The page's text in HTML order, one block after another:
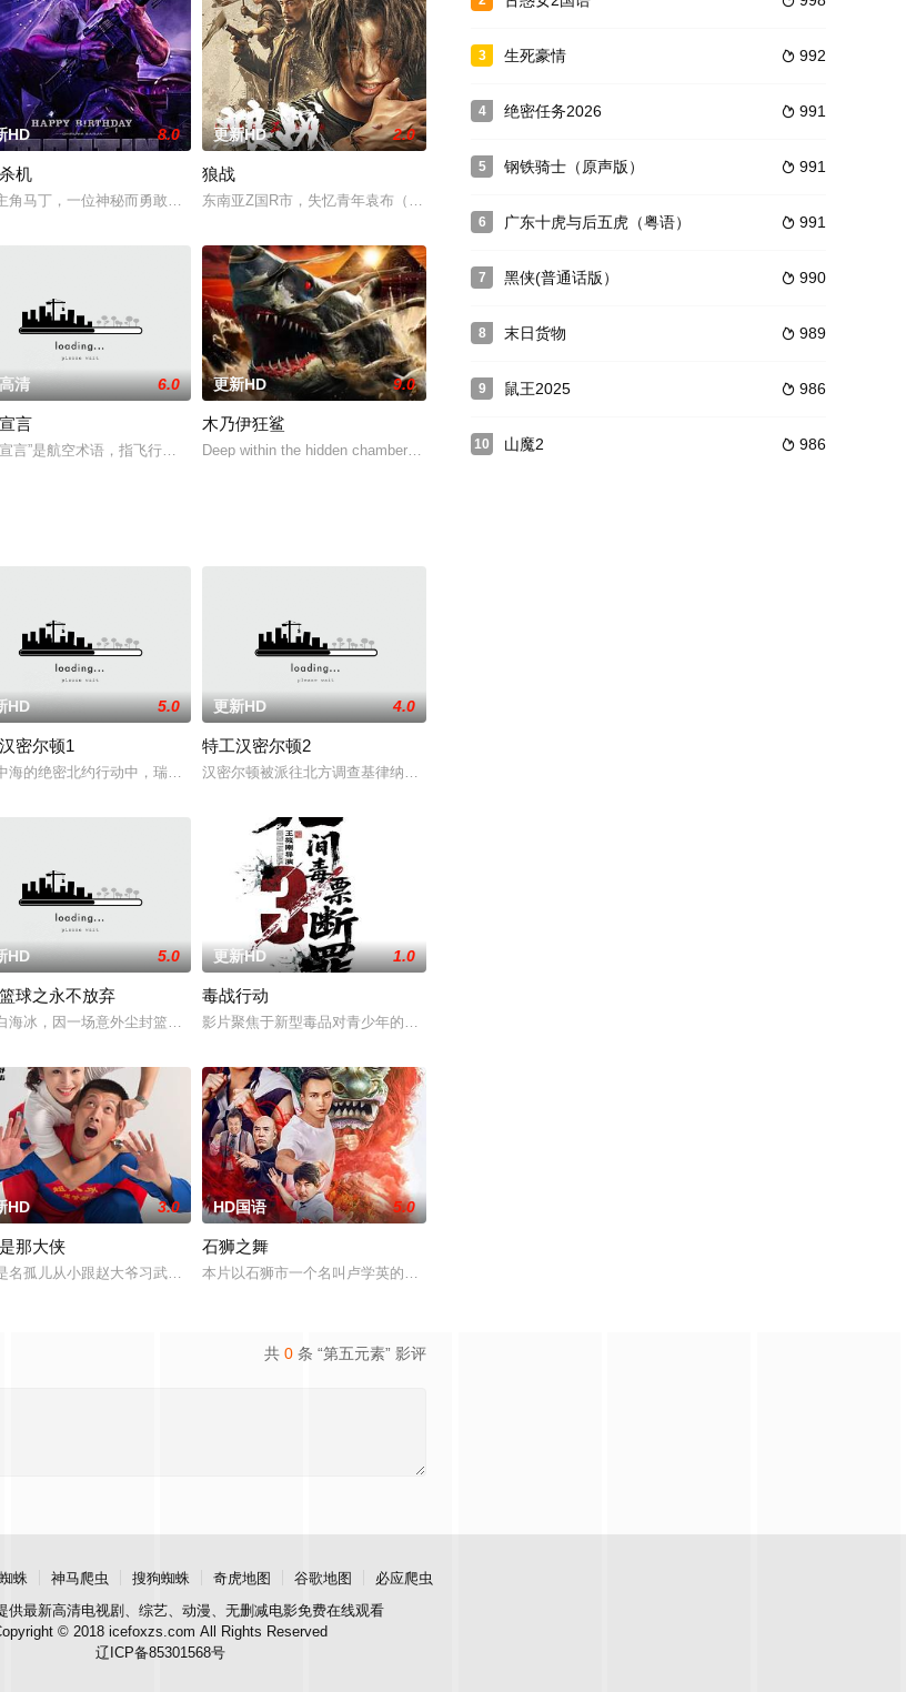
徒夺去生命，而他将和警察(布鲁斯·威利斯饰)联手制服凶手。
HD 8.0
机
角马丁，一位神秘而勇敢的人物，在充满未知的世界中展开了一场惊心动魄的冒险。马丁不知因何原因陷入了一个复杂
更新HD 2.0
狼战
东南亚Z国R市，失忆青年袁布（张皓然 饰）被开花店的吴婷（苏祈安 饰）、六六姐弟救下，三人相依为命，
重案组督察张崇邦（甄子丹 饰）亲睹战
持距离, 却跟极为聪明的银背大猩猩乔治有着深厚的感情。但是一次基因实验
清 6.0
言
言”是航空术语，指飞行器面对灾难状况，机长在无法实现正常飞行的情况下下达的无条件着陆宣言。而该片也正是
更新HD 9.0
木乃伊狂鲨
Deep within the hidden chambers of an ancient Egyptian
，精英队长陈梓静（于文文 饰）率队员
了自我毁灭的状态。然而，他被说服去执行他最擅长的任务——前往波兰找回一
HD 5.0
密尔顿1
海的绝密北约行动中，瑞典攻击潜水员遇害。汉密尔顿，受害者的老友，前往法国土伦军事基地展开调查。他与克里斯
更新HD 4.0
特工汉密尔顿2
汉密尔顿被派往北方调查基律纳太空项目的间谍行为，同时发现有人从瑞典窃取秘密武器材料。他被调至布鲁
一伙而暴露身份。幕后黑手向爷派杀手左轮
心仍然渴望过正常生活。一名科学家被绑架，重要信息面临泄露风险。汉密尔顿
HD 5.0
球之永不放弃
海冰，因一场意外尘封篮球梦。为完成病危师兄的嘱托，他接手一支被嘲为“无胜利队”的业余球队。当一群问题少年
更新HD 1.0
毒战行动
影片聚焦于新型毒品对青少年的危害，对社会秩序的破坏为主题，旨在通过电影让观众意识到毒品的可怕，着
见。叶护心知父亲蒙冤，却无力翻案，只得
海域中体验刺激的鲨鱼笼潜水，同时享受奢靡的派对狂欢。然而他们浑然不知，
HD 3.0
那大侠
名孤儿从小跟赵大爷习武收废品，做事一根筋的他总被误解。在经历一次重大事件后，被迫加入保健品公司，实现了自
HD国语 5.0
石狮之舞
本片以石狮市一个名叫卢学英的年轻人为主人公，以他的一段人生经历为媒介。讲述了石狮当地非物质文化
共 0 条 “第五元素” 影评
3  992
生死豪情
4  991
绝密任务2026
5  991
钢铁骑士（原声版）
6  991
广东十虎与后五虎（粤语）
7  990
黑侠(普通话版）
8  989
末日货物
9  986
鼠王2025
10  986
山魔2
蛛 神马爬虫 搜狗蜘蛛 奇虎地图 谷歌地图
必应爬虫
供最新高清电视剧、综艺、动漫、无删减电影免费在线观看
© 2018 icefoxzs.com All Rights Reserved
辽ICP备85301568号